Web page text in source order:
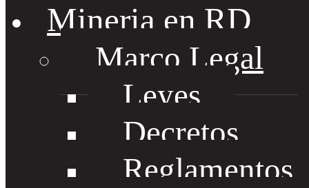
Mineria en RD
Marco Legal
Leyes
Decretos
Reglamentos